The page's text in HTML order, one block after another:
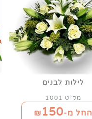
לילות לבנים
מק"ט 1001
החל מ-₪150